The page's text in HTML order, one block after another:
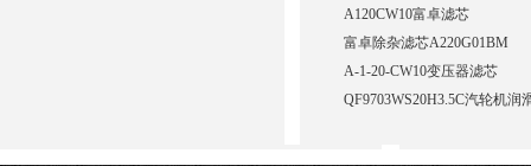
A120CW10富卓滤芯
富卓除杂滤芯A220G01BM
A-1-20-CW10变压器滤芯
QF9703WS20H3.5C汽轮机润